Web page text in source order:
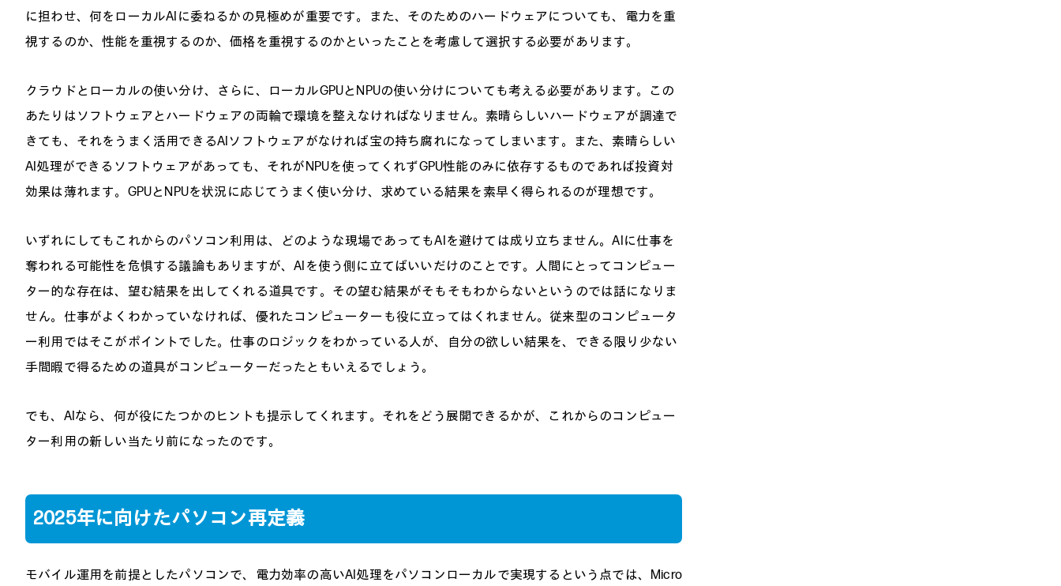
に担わせ、何をローカルAIに委ねるかの見極めが重要です。また、そのためのハードウェアについても、電力を重
視するのか、性能を重視するのか、価格を重視するのかといったことを考慮して選択する必要があります。
クラウドとローカルの使い分け、さらに、ローカルGPUとNPUの使い分けについても考える必要があります。この
あたりはソフトウェアとハードウェアの両輪で環境を整えなければなりません。素晴らしいハードウェアが調達で
きても、それをうまく活用できるAIソフトウェアがなければ宝の持ち腐れになってしまいます。また、素晴らしい
AI処理ができるソフトウェアがあっても、それがNPUを使ってくれずGPU性能のみに依存するものであれば投資対
効果は薄れます。GPUとNPUを状況に応じてうまく使い分け、求めている結果を素早く得られるのが理想です。
いずれにしてもこれからのパソコン利用は、どのような現場であってもAIを避けては成り立ちません。AIに仕事を
奪われる可能性を危惧する議論もありますが、AIを使う側に立てばいいだけのことです。人間にとってコンピュー
ター的な存在は、望む結果を出してくれる道具です。その望む結果がそもそもわからないというのでは話になりま
せん。仕事がよくわかっていなければ、優れたコンピューターも役に立ってはくれません。従来型のコンピュータ
ー利用ではそこがポイントでした。仕事のロジックをわかっている人が、自分の欲しい結果を、できる限り少ない
手間暇で得るための道具がコンピューターだったともいえるでしょう。
でも、AIなら、何が役にたつかのヒントも提示してくれます。それをどう展開できるかが、これからのコンピュー
ター利用の新しい当たり前になったのです。
2025年に向けたパソコン再定義
モバイル運用を前提としたパソコンで、電力効率の高いAI処理をパソコンローカルで実現するという点では、Micro